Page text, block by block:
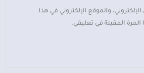
والموقع الإلكتروني في هذا
المقبلة في تعليقي.